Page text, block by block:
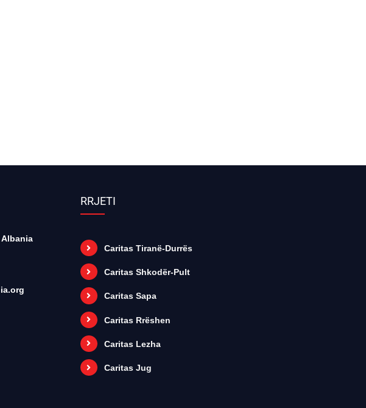
RRJETI
Caritas Tiranë-Durrës
Caritas Shkodër-Pult
Caritas Sapa
Caritas Rrëshen
Caritas Lezha
Caritas Jug